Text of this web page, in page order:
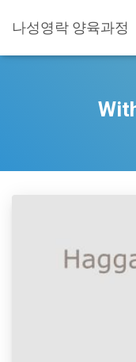
나성영락 양육과정